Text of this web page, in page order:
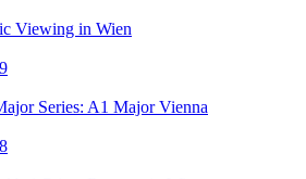
Viewing in Wien
Series: A1 Major Vienna